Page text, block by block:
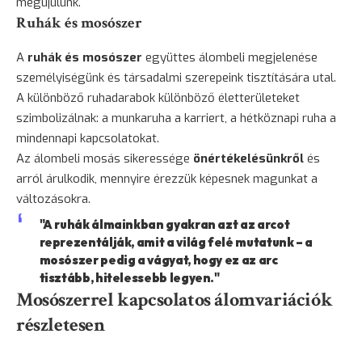
Ruhák és mosószer
A ruhák és mosószer együttes álombeli megjelenése
személyiségünk és társadalmi szerepeink tisztítására utal.
A különböző ruhadarabok különböző életterületeket
szimbolizálnak: a munkaruha a karriert, a hétköznapi ruha a
mindennapi kapcsolatokat.
Az álombeli mosás sikeressége önértékelésünkről és
arról árulkodik, mennyire érezzük képesnek magunkat a
változásokra.
"A ruhák álmainkban gyakran azt az arcot
reprezentálják, amit a világ felé mutatunk – a
mosószer pedig a vágyat, hogy ez az arc
tisztább, hitelessebb legyen."
Mosószerrel kapcsolatos álomvariációk
részletesen